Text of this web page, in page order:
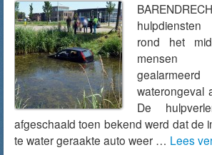
rond het
mensen
waterongeval
De
afgeschaald toen bekend werd dat de
te water geraakte auto weer … Lees